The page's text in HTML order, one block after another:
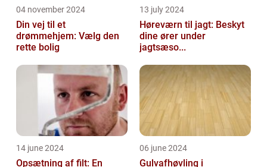
04 november 2024
Din vej til et
drømmehjem: Vælg den
rette bolig
13 july 2024
Høreværn til jagt: Beskyt
dine ører under
jagtsæso...
14 june 2024
Opsætning af filt: En
06 june 2024
Gulvafhøvling i